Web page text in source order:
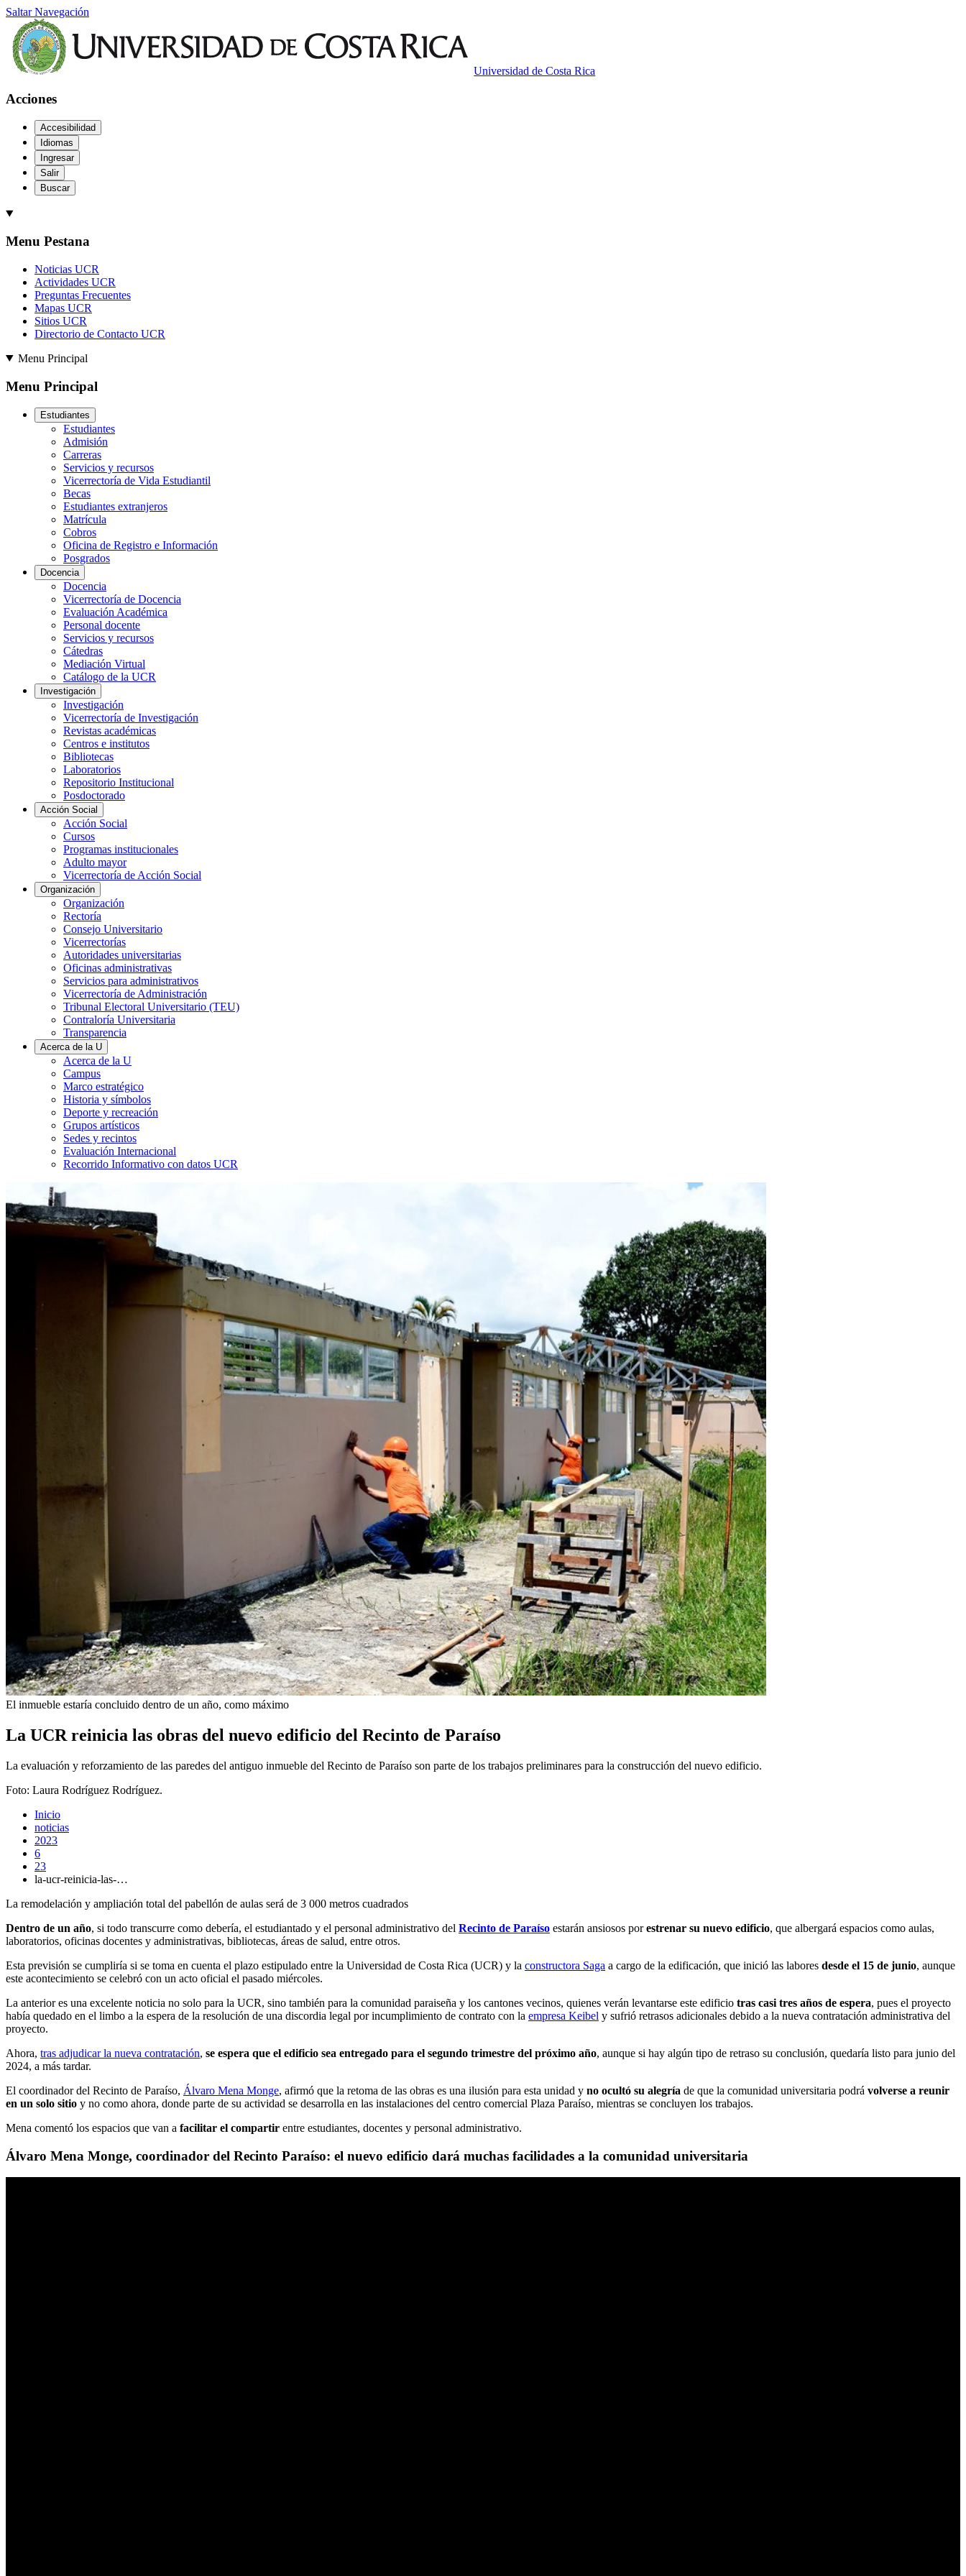
Saltar Navegación
Universidad de Costa Rica
Acciones
Accesibilidad
Idiomas
Ingresar
Salir
Buscar
Menu Pestana
Noticias UCR
Actividades UCR
Preguntas Frecuentes
Mapas UCR
Sitios UCR
Directorio de Contacto UCR
Menu Principal
Menu Principal
Estudiantes
Estudiantes
Admisión
Carreras
Servicios y recursos
Vicerrectoría de Vida Estudiantil
Becas
Estudiantes extranjeros
Matrícula
Cobros
Oficina de Registro e Información
Posgrados
Docencia
Docencia
Vicerrectoría de Docencia
Evaluación Académica
Personal docente
Servicios y recursos
Cátedras
Mediación Virtual
Catálogo de la UCR
Investigación
Investigación
Vicerrectoría de Investigación
Revistas académicas
Centros e institutos
Bibliotecas
Laboratorios
Repositorio Institucional
Posdoctorado
Acción Social
Acción Social
Cursos
Programas institucionales
Adulto mayor
Vicerrectoría de Acción Social
Organización
Organización
Rectoría
Consejo Universitario
Vicerrectorías
Autoridades universitarias
Oficinas administrativas
Servicios para administrativos
Vicerrectoría de Administración
Tribunal Electoral Universitario (TEU)
Contraloría Universitaria
Transparencia
Acerca de la U
Acerca de la U
Campus
Marco estratégico
Historia y símbolos
Deporte y recreación
Grupos artísticos
Sedes y recintos
Evaluación Internacional
Recorrido Informativo con datos UCR
El inmueble estaría concluido dentro de un año, como máximo
La UCR reinicia las obras del nuevo edificio del Recinto de Paraíso
La evaluación y reforzamiento de las paredes del antiguo inmueble del Recinto de Paraíso son parte de los trabajos preliminares para la construcción del nuevo edificio.
Foto: Laura Rodríguez Rodríguez.
Inicio
noticias
2023
6
23
la-ucr-reinicia-las-…
La remodelación y ampliación total del pabellón de aulas será de 3 000 metros cuadrados
Dentro de un año, si todo transcurre como debería, el estudiantado y el personal administrativo del Recinto de Paraíso estarán ansiosos porestrenar su nuevo edificio, que albergará espacios como aulas,
laboratorios, oficinas docentes y administrativas, bibliotecas, áreas de salud, entre otros.
Esta previsión se cumpliría si se toma en cuenta el plazo estipulado entre la Universidad de Costa Rica (UCR) y la constructora Saga a cargo de la edificación, que inició las labores desde el 15 de junio, aunque
este acontecimiento se celebró con un acto oficial el pasado miércoles.
La anterior es una excelente noticia no solo para la UCR, sino también para la comunidad paraiseña y los cantones vecinos, quienes verán levantarse este edificio tras casi tres años de espera, pues el proyecto
había quedado en el limbo a la espera de la resolución de una discordia legal por incumplimiento de contrato con la empresa Keibel y sufrió retrasos adicionales debido a la nueva contratación administrativa del
proyecto.
Ahora, tras adjudicar la nueva contratación, se espera que el edificio sea entregado para el segundo trimestre del próximo año, aunque si hay algún tipo de retraso su conclusión, quedaría listo para junio del
2024, a más tardar.
El coordinador del Recinto de Paraíso, Álvaro Mena Monge, afirmó que la retoma de las obras es una ilusión para esta unidad y no ocultó su alegría de que la comunidad universitaria podrá volverse a reunir
en un solo sitio y no como ahora, donde parte de su actividad se desarrolla en las instalaciones del centro comercial Plaza Paraíso, mientras se concluyen los trabajos.
Mena comentó los espacios que van a facilitar el compartir entre estudiantes, docentes y personal administrativo.
Álvaro Mena Monge, coordinador del Recinto Paraíso: el nuevo edificio dará muchas facilidades a la comunidad universitaria